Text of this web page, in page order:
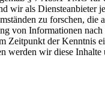
wir als Diensteanbieter
zu forschen, die
von Informationen nach
Zeitpunkt der Kenntnis
werden wir diese Inhalte